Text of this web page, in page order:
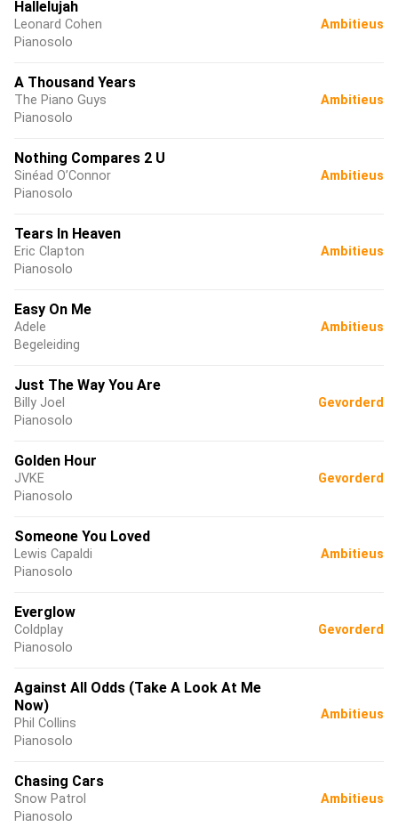
Hallelujah
Leonard Cohen
Pianosolo
Ambitieus
A Thousand Years
The Piano Guys
Pianosolo
Ambitieus
Nothing Compares 2 U
Sinéad O’Connor
Pianosolo
Ambitieus
Tears In Heaven
Eric Clapton
Pianosolo
Ambitieus
Easy On Me
Adele
Begeleiding
Ambitieus
Just The Way You Are
Billy Joel
Pianosolo
Gevorderd
Golden Hour
JVKE
Pianosolo
Gevorderd
Someone You Loved
Lewis Capaldi
Pianosolo
Ambitieus
Everglow
Coldplay
Pianosolo
Gevorderd
Against All Odds (Take A Look At Me
Now)
Phil Collins
Pianosolo
Ambitieus
Chasing Cars
Snow Patrol
Pianosolo
Ambitieus